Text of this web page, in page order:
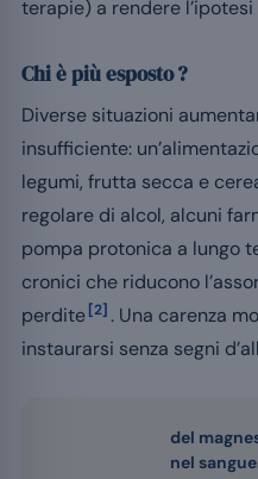
terapie) a rendere
Chi è più esposto ?
Diverse situazioni
insufficiente:
legumi, frutta secca e
regolare di alcol, alcuni
pompa protonica a lungo
cronici che riducono
perdite[2] . Una carenza
instaurarsi senza segni
del
nel